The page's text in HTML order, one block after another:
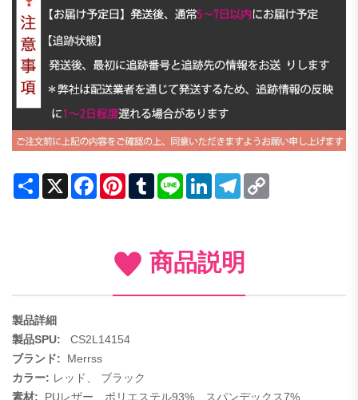
Share X FacebookPinterestTumblrLine LinkedInTelegram
商品説明
製品詳細
製品SPU:
CS2L14154
ブランド:
Merrss
カラー: レッド
ブラック
素材:
PUレザー、ポリエステル93%、スパンデックス7%